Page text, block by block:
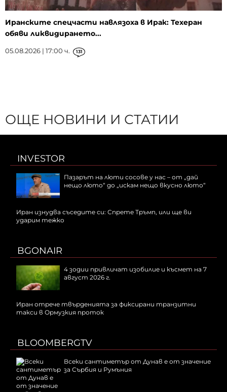
Иранските спецчасти навлязоха в Ирак: Техеран
обяви ликвидирането...
05.08.2026 | 17:00 ч. 131
ОЩЕ НОВИНИ И СТАТИИ
INVESTOR
Пазарът на люти сосове у нас – от „дай
нещо люто“ до „искам нещо вкусно люто“
Иран изнудва съседите си: Спрете Тръмп, или ще ви
ударим тежко
BGONAIR
4 зодии привличат изобилие и късмет на 7
август 2026 г.
Иран отрече твърденията за фиксирани транзитни
такси в Ормузкия проток
BLOOMBERGTV
Всеки сантиметър от Дунав е от значение
за Сърбия и Румъния